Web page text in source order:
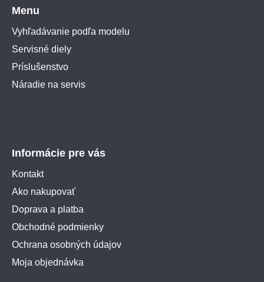
Menu
Vyhľadávanie podľa modelu
Servisné diely
Príslušenstvo
Náradie na servis
Informácie pre vás
Kontakt
Ako nakupovať
Doprava a platba
Obchodné podmienky
Ochrana osobných údajov
Moja objednávka